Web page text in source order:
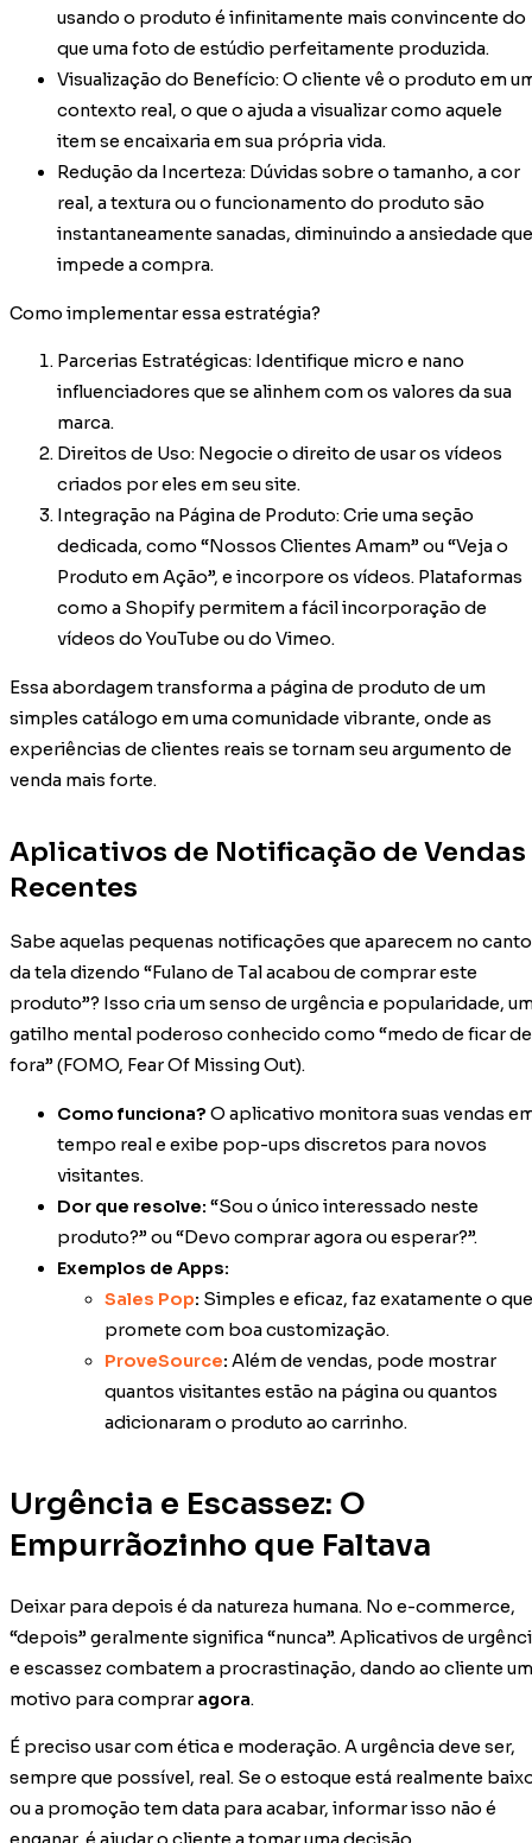
usando o produto é infinitamente mais convincente do
que uma foto de estúdio perfeitamente produzida.
Visualização do Benefício: O cliente vê o produto em
contexto real, o que o ajuda a visualizar como aquele
item se encaixaria em sua própria vida.
Redução da Incerteza: Dúvidas sobre o tamanho, a cor
real, a textura ou o funcionamento do produto são
instantaneamente sanadas, diminuindo a ansiedade que
impede a compra.
Como implementar essa estratégia?
Parcerias Estratégicas: Identifique micro e nano
influenciadores que se alinhem com os valores da sua
marca.
Direitos de Uso: Negocie o direito de usar os vídeos
criados por eles em seu site.
Integração na Página de Produto: Crie uma seção
dedicada, como “Nossos Clientes Amam” ou “Veja o
Produto em Ação”, e incorpore os vídeos. Plataformas
como a Shopify permitem a fácil incorporação de
vídeos do YouTube ou do Vimeo.
Essa abordagem transforma a página de produto de um
simples catálogo em uma comunidade vibrante, onde as
experiências de clientes reais se tornam seu argumento de
venda mais forte.
Aplicativos de Notificação de Vendas
Recentes
Sabe aquelas pequenas notificações que aparecem no canto
da tela dizendo “Fulano de Tal acabou de comprar este
produto”? Isso cria um senso de urgência e popularidade,
gatilho mental poderoso conhecido como “medo de ficar de
fora” (FOMO, Fear Of Missing Out).
Como funciona? O aplicativo monitora suas vendas
tempo real e exibe pop-ups discretos para novos
visitantes.
Dor que resolve: “Sou o único interessado neste
produto?” ou “Devo comprar agora ou esperar?”.
Exemplos de Apps:
Sales Pop: Simples e eficaz, faz exatamente o que
promete com boa customização.
ProveSource: Além de vendas, pode mostrar
quantos visitantes estão na página ou quantos
adicionaram o produto ao carrinho.
Urgência e Escassez: O
Empurrãozinho que Faltava
Deixar para depois é da natureza humana. No e-commerce,
“depois” geralmente significa “nunca”. Aplicativos de
e escassez combatem a procrastinação, dando ao cliente um
motivo para comprar agora.
É preciso usar com ética e moderação. A urgência deve ser,
sempre que possível, real. Se o estoque está realmente
ou a promoção tem data para acabar, informar isso não é